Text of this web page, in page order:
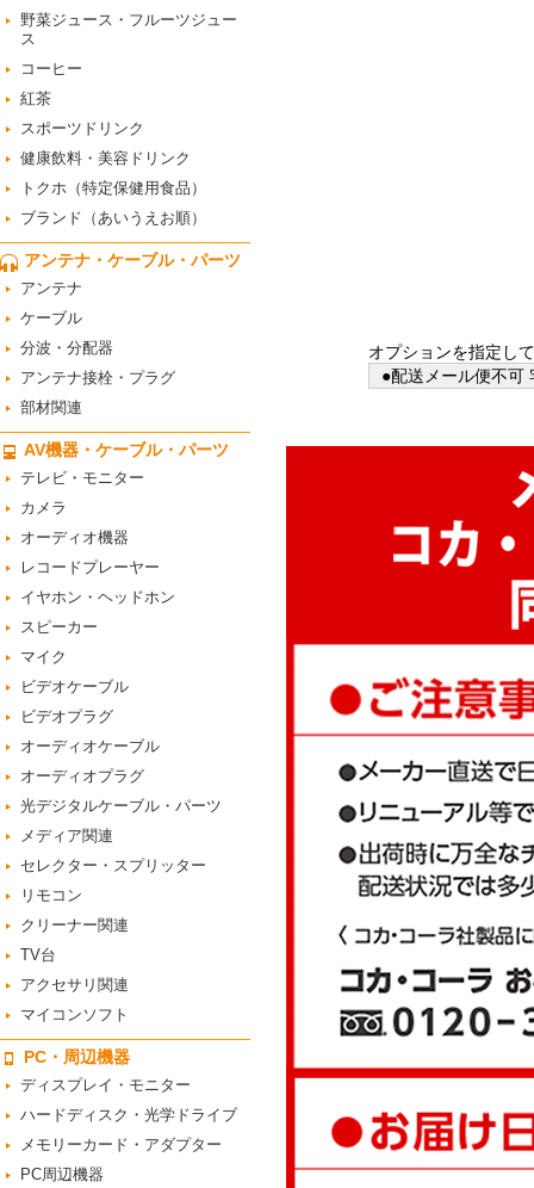
野菜ジュース・フルーツジュー
ス
コーヒー
紅茶
スポーツドリンク
健康飲料・美容ドリンク
トクホ（特定保健用食品）
ブランド（あいうえお順）
アンテナ・ケーブル・パーツ
アンテナ
ケーブル
分波・分配器
アンテナ接栓・プラグ
部材関連
AV機器・ケーブル・パーツ
テレビ・モニター
カメラ
オーディオ機器
レコードプレーヤー
イヤホン・ヘッドホン
スピーカー
マイク
ビデオケーブル
ビデオプラグ
オーディオケーブル
オーディオプラグ
光デジタルケーブル・パーツ
メディア関連
セレクター・スプリッター
リモコン
クリーナー関連
TV台
アクセサリ関連
マイコンソフト
PC・周辺機器
ディスプレイ・モニター
ハードディスク・光学ドライブ
メモリーカード・アダプター
PC周辺機器
オプションを指定し
●配送メール便不可